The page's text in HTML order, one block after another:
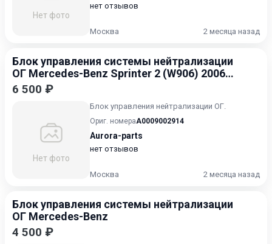
Нет фото
нет отзывов
Москва 2 месяца назад
Блок управления системы нейтрализации
ОГ Mercedes-Benz Sprinter 2 (W906) 2006-
2014
6 500 ₽
Нет фото
Блок управления нейтрализации ОГ.
Ориг. номераA0009002914
Aurora-parts
нет отзывов
Москва 2 месяца назад
Блок управления системы нейтрализации
ОГ Mercedes-Benz
4 500 ₽